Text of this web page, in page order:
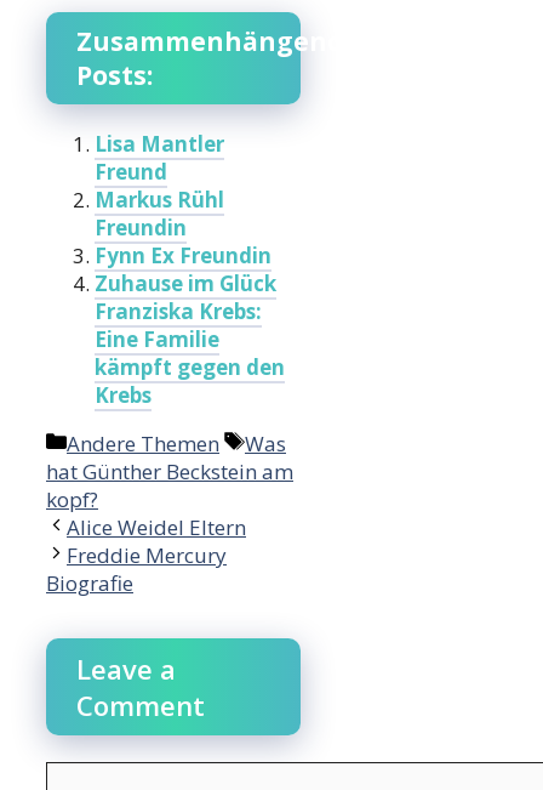
Zusammenhängende
Posts:
Lisa Mantler
Freund
Markus Rühl
Freundin
Fynn Ex Freundin
Zuhause im Glück
Franziska Krebs:
Eine Familie
kämpft gegen den
Krebs
Categories
Andere Themen Tags
Was
hat Günther Beckstein am
kopf?
Alice Weidel Eltern
Freddie Mercury
Biografie
Leave a
Comment